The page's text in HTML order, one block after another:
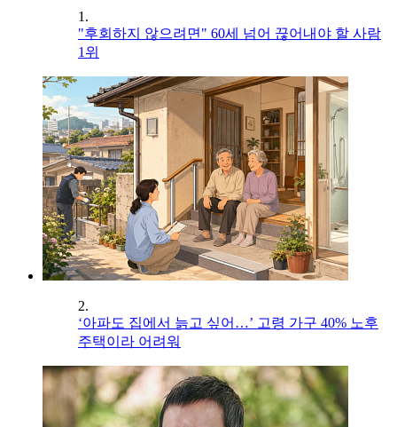
1.
"후회하지 않으려면" 60세 넘어 끊어내야 할 사람
1위
2.
‘아파도 집에서 늙고 싶어…’ 고령 가구 40% 노후
주택이라 어려워